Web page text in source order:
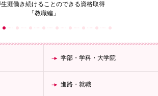
涯働き続けることのできる資格取得
「教職編」
学部・学科・大学院
進路・就職